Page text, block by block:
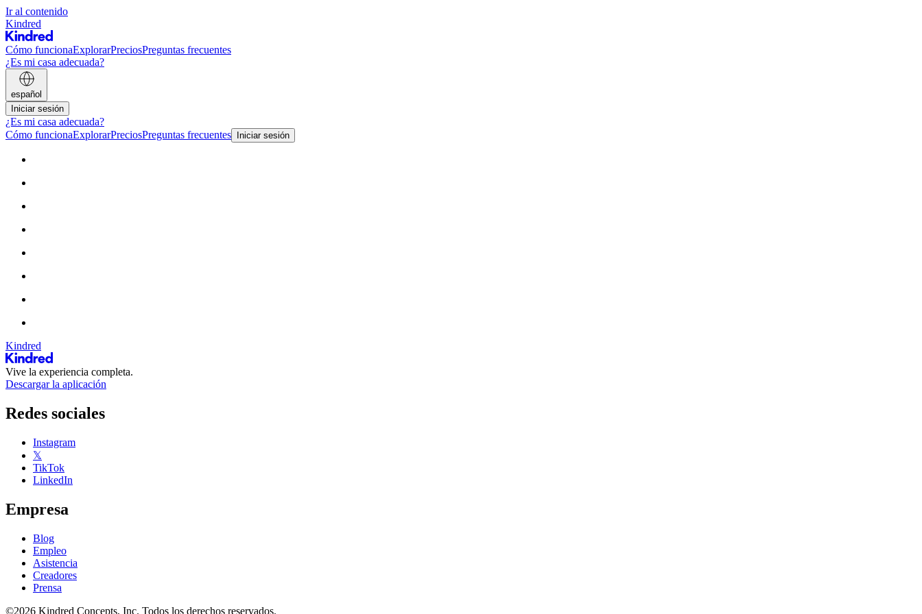
Ir al contenido
Kindred
Cómo funcionaExplorarPreciosPreguntas frecuentes
¿Es mi casa adecuada?
español
Iniciar sesión
¿Es mi casa adecuada?
Cómo funcionaExplorarPreciosPreguntas frecuentes Iniciar sesión
Kindred
Vive la experiencia completa.
Descargar la aplicación
Redes sociales
Instagram
𝕏
TikTok
LinkedIn
Empresa
Blog
Empleo
Asistencia
Creadores
Prensa
©2026 Kindred Concepts, Inc. Todos los derechos reservados.